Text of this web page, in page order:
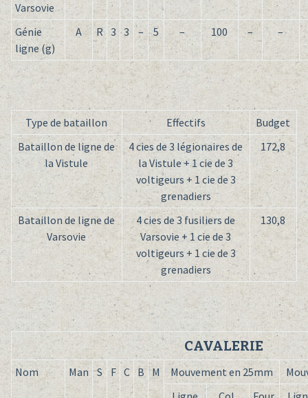
Varsovie
Génie
ligne (g)
A R 3 3 – 5 – 100 – –
Type de bataillon Effectifs
Budget
Bataillon de ligne de
la Vistule
4 cies de 3 légionaires de
la Vistule + 1 cie de 3
voltigeurs + 1 cie de 3
grenadiers
172,8
Bataillon de ligne de
Varsovie
4 cies de 3 fusiliers de
Varsovie + 1 cie de 3
voltigeurs + 1 cie de 3
grenadiers
130,8
CAVALERIE
Nom Man S F C B M Mouvement en 25mm